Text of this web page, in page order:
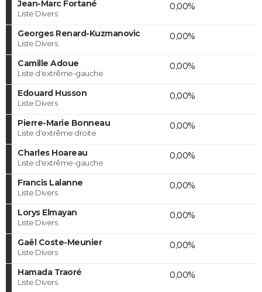
Jean-Marc Fortané
Liste Divers
0,00%
Georges Renard-Kuzmanovic
Liste Divers
0,00%
Camille Adoue
Liste d'extrême-gauche
0,00%
Edouard Husson
Liste Divers
0,00%
Pierre-Marie Bonneau
Liste d'extrême droite
0,00%
Charles Hoareau
Liste d'extrême-gauche
0,00%
Francis Lalanne
Liste Divers
0,00%
Lorys Elmayan
Liste Divers
0,00%
Gaël Coste-Meunier
Liste Divers
0,00%
Hamada Traoré
Liste Divers
0,00%